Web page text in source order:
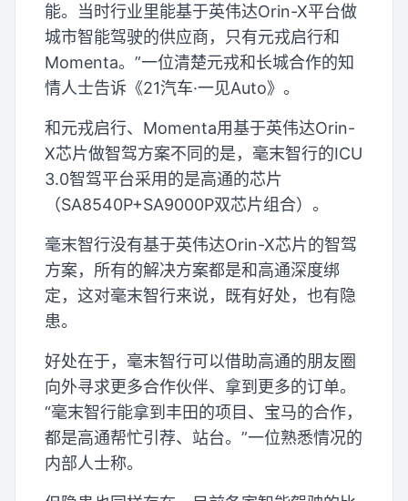
能。当时行业里能基于英伟达Orin-X平台做
城市智能驾驶的供应商，只有元戎启行和
Momenta。”一位清楚元戎和长城合作的知
情人士告诉《21汽车·一见Auto》。
和元戎启行、Momenta用基于英伟达Orin-
X芯片做智驾方案不同的是，毫末智行的ICU
3.0智驾平台采用的是高通的芯片
（SA8540P+SA9000P双芯片组合）。
毫末智行没有基于英伟达Orin-X芯片的智驾
方案，所有的解决方案都是和高通深度绑
定，这对毫末智行来说，既有好处，也有隐
患。
好处在于，毫末智行可以借助高通的朋友圈
向外寻求更多合作伙伴、拿到更多的订单。
“毫末智行能拿到丰田的项目、宝马的合作，
都是高通帮忙引荐、站台。”一位熟悉情况的
内部人士称。